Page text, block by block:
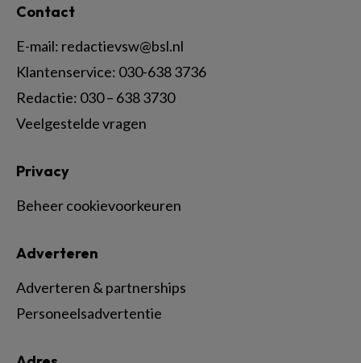
Contact
E-mail: redactievsw@bsl.nl
Klantenservice: 030-638 3736
Redactie: 030 – 638 3730
Veelgestelde vragen
Adverteren
Adverteren & partnerships
Personeelsadvertentie
Privacy
Beheer cookievoorkeuren